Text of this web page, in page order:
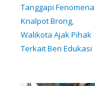
Tanggapi Fenomena
Knalpot Brong,
Walikota Ajak Pihak
Terkait Beri Edukasi